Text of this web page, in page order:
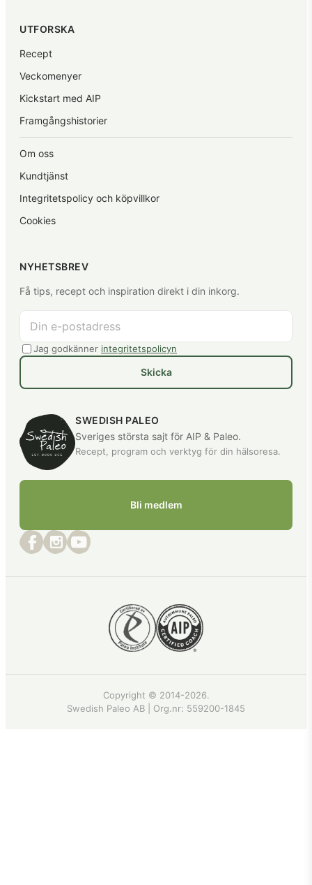
SWEDISH PALEO
Sveriges största sajt för AIP & Paleo.
Recept, program och verktyg för din hälsoresa.
Bli medlem
UTFORSKA
Recept
Veckomenyer
Kickstart med AIP
Framgångshistorier
Om oss
Kundtjänst
Integritetspolicy och köpvillkor
Cookies
NYHETSBREV
Få tips, recept och inspiration direkt i din inkorg.
Jag godkänner integritetspolicyn
Skicka
Copyright © 2014-2026.
Swedish Paleo AB | Org.nr: 559200-1845